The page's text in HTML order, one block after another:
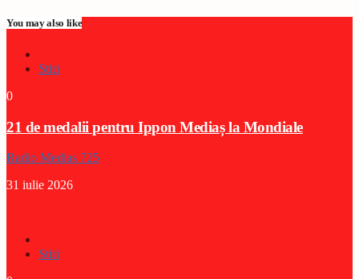
You may also like
Stiri
0
21 de medalii pentru Ippon Mediaș la Mondiale
Radio Medias 725
31 iulie 2026
Stiri